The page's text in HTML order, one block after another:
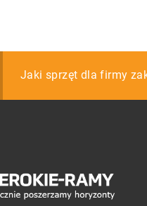
Czego nie może
Jaki sprzęt dla firmy
Jak drogowcy muszą